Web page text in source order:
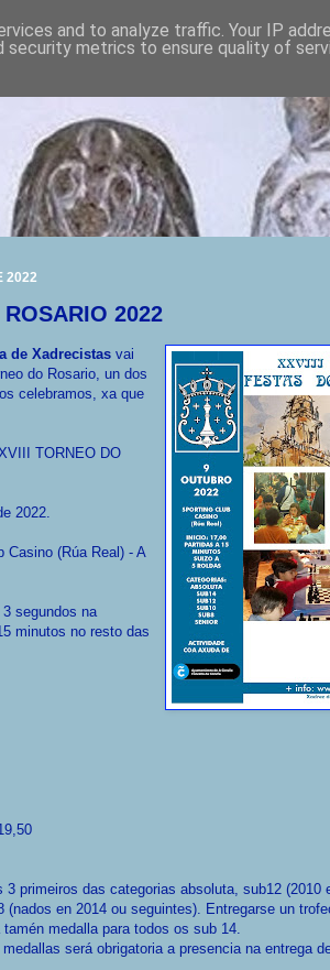
2022
2022
de Xadrecistas vai
do Rosario, un dos
celebramos, xa que
TORNEO DO
2022.
Casino (Rúa Real) - A
segundos na
minutos no resto das
3 primeiros das categorias absoluta, sub12 (2010
(nados en 2014 ou seguintes). Entregarse un
medalla para todos os sub 14.
será obrigatoria a presencia na entrega
and to analyze traffic. Your IP
security metrics to ensure quality of